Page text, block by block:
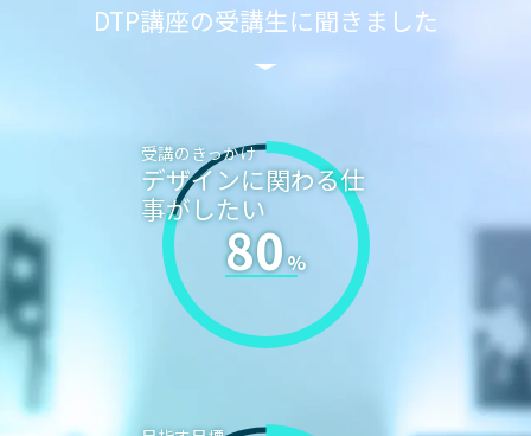
DTP講座の受講生に聞きました
受講のきっかけ
デザインに関わる仕
事がしたい
80